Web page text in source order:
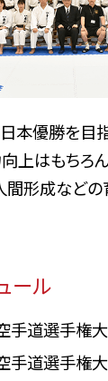
本優勝を目
上はもちろ
間形成など
ール
手道選手権
手道選手権